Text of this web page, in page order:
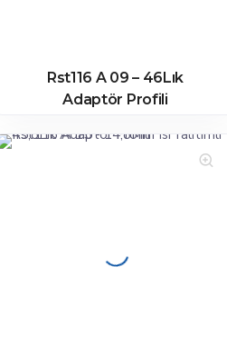
Rst116 A 09 – 46Lık
Adaptör Profili